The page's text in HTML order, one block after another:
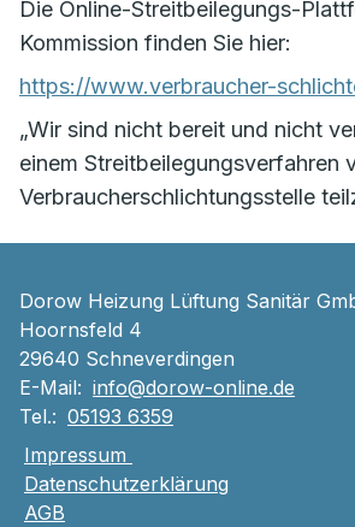
Die Online-Streitbeilegungs-
Kommission finden Sie hier:
https://www.verbraucher-
„Wir sind nicht bereit und nicht
einem Streitbeilegungsverfahren
Verbraucherschlichtungsstelle
Dorow Heizung Lüftung Sanitär
Hoornsfeld 4
29640 Schneverdingen
E-Mail: info@dorow-online.de
Tel.: 05193 6359
Impressum
Datenschutzerklärung
AGB